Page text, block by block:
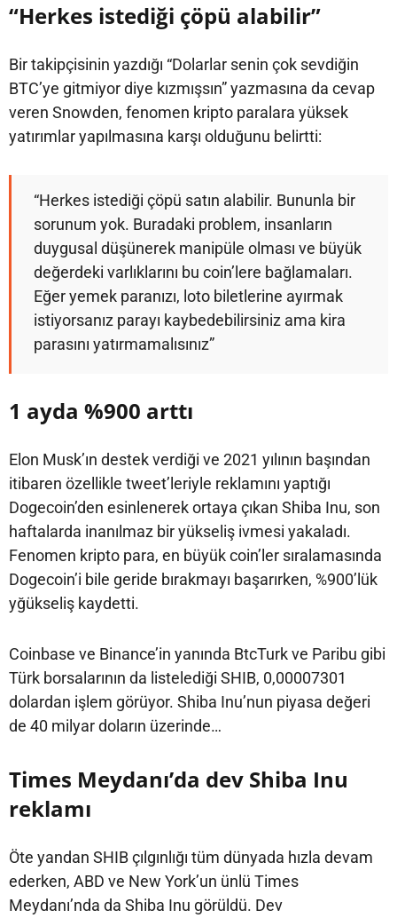
“Herkes istediği çöpü alabilir”
Bir takipçisinin yazdığı “Dolarlar senin çok sevdiğin
BTC’ye gitmiyor diye kızmışsın” yazmasına da cevap
veren Snowden, fenomen kripto paralara yüksek
yatırımlar yapılmasına karşı olduğunu belirtti:
“Herkes istediği çöpü satın alabilir. Bununla bir
sorunum yok. Buradaki problem, insanların
duygusal düşünerek manipüle olması ve büyük
değerdeki varlıklarını bu coin’lere bağlamaları.
Eğer yemek paranızı, loto biletlerine ayırmak
istiyorsanız parayı kaybedebilirsiniz ama kira
parasını yatırmamalısınız”
1 ayda %900 arttı
Elon Musk’ın destek verdiği ve 2021 yılının başından
itibaren özellikle tweet’leriyle reklamını yaptığı
Dogecoin’den esinlenerek ortaya çıkan Shiba Inu, son
haftalarda inanılmaz bir yükseliş ivmesi yakaladı.
Fenomen kripto para, en büyük coin’ler sıralamasında
Dogecoin’i bile geride bırakmayı başarırken, %900’lük
yğükseliş kaydetti.
Coinbase ve Binance’in yanında BtcTurk ve Paribu gibi
Türk borsalarının da listelediği SHIB, 0,00007301
dolardan işlem görüyor. Shiba Inu’nun piyasa değeri
de 40 milyar doların üzerinde…
Times Meydanı’da dev Shiba Inu
reklamı
Öte yandan SHIB çılgınlığı tüm dünyada hızla devam
ederken, ABD ve New York’un ünlü Times
Meydanı’nda da Shiba Inu görüldü. Dev